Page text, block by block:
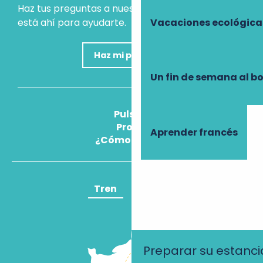
Vacaciones
Un fin de semana al
Aprender francés
Preparar su
Haz tus preguntas a nuestro asistente virtual, que
está ahí para ayudarte.
Haz mi pregunta
Pulse
Pros
¿Cómo llegar?
Tren